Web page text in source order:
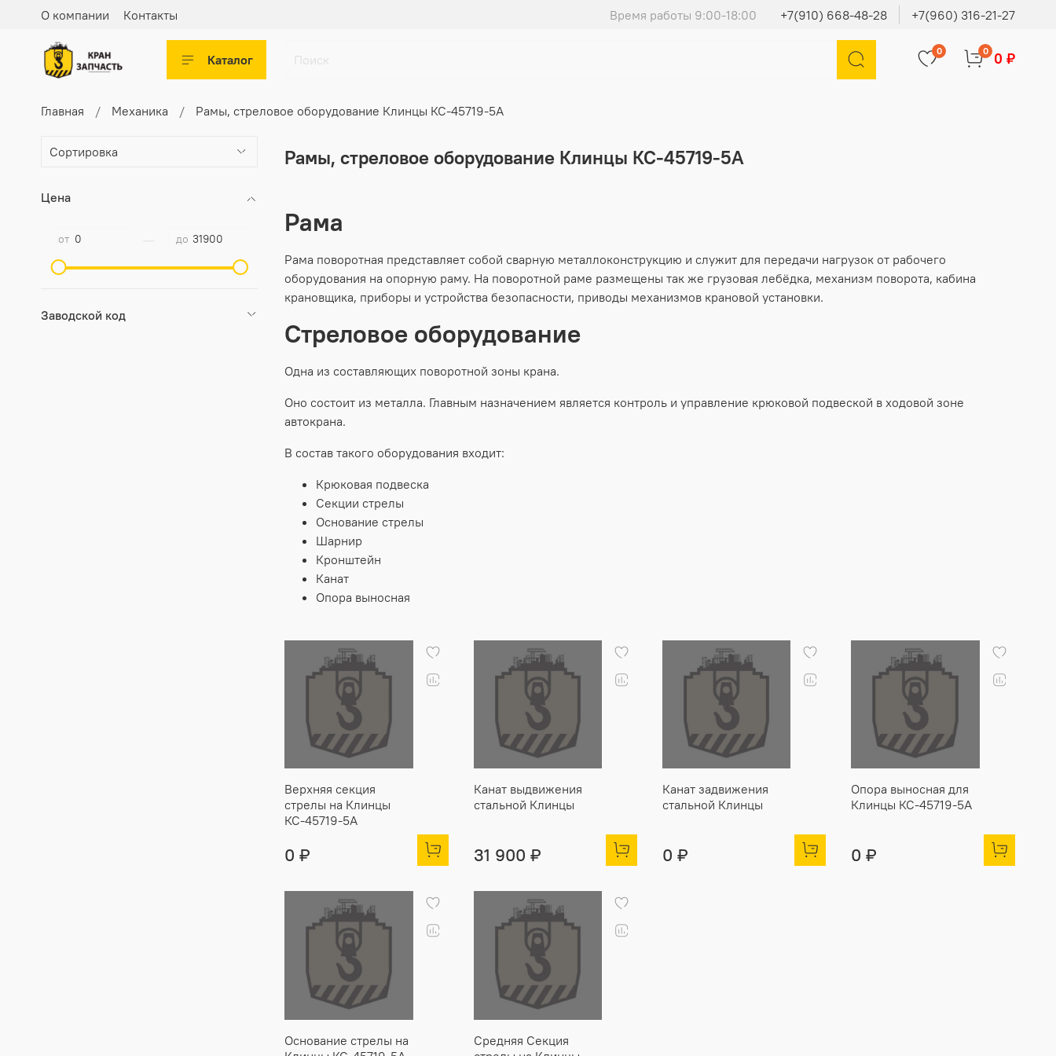
О компании Контакты Время работы 9:00-18:00 +7(910) 668-48-28 +7(960) 316-21-27
Каталог
0 0 0 ₽
Главная Механика Рамы, стреловое оборудование Клинцы КС-45719-5А
Рамы, стреловое оборудование Клинцы КС-45719-5А
Рама
Рама поворотная представляет собой сварную металлоконструкцию и служит для передачи нагрузок от рабочего
оборудования на опорную раму. На поворотной раме размещены так же грузовая лебёдка, механизм поворота, кабина
крановщика, приборы и устройства безопасности, приводы механизмов крановой установки.
Стреловое оборудование
Одна из составляющих поворотной зоны крана.
Оно состоит из металла. Главным назначением является контроль и управление крюковой подвеской в ходовой зоне
автокрана.
В состав такого оборудования входит:
Крюковая подвеска
Секции стрелы
Основание стрелы
Шарнир
Кронштейн
Канат
Опора выносная
Верхняя секция
стрелы на Клинцы
КС-45719-5А
0 ₽
Канат выдвижения
стальной Клинцы
31 900 ₽
Канат задвижения
стальной Клинцы
0 ₽
Опора выносная для
Клинцы КС-45719-5А
0 ₽
Основание стрелы на
Средняя Секция
Цена
от до
Заводской код